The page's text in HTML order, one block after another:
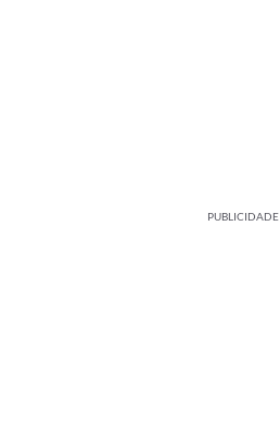
PUBLICIDADE